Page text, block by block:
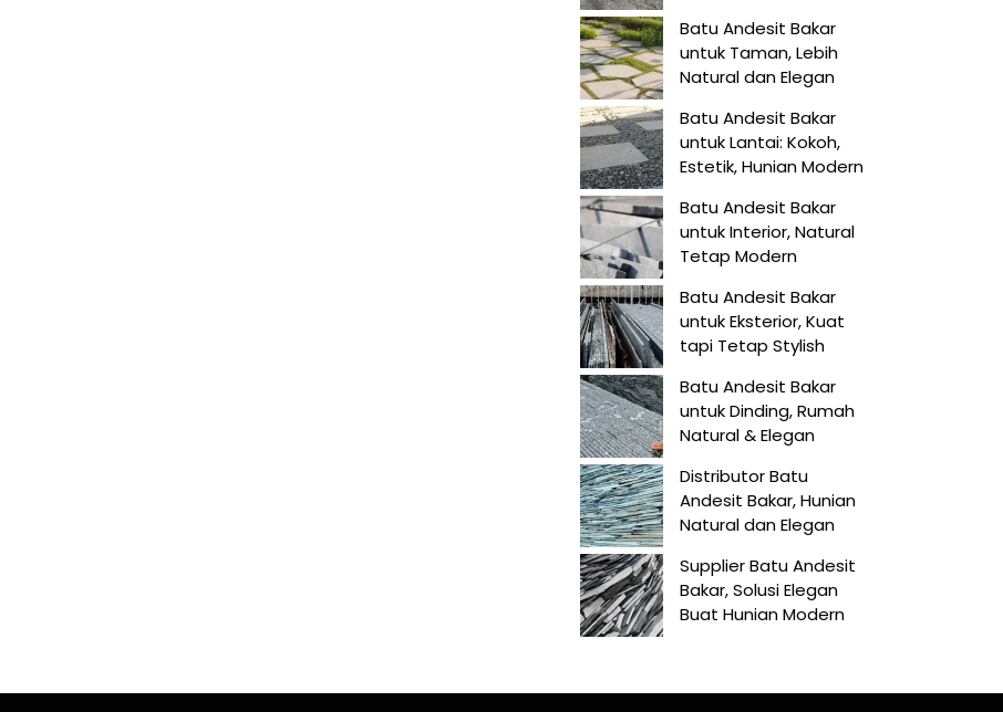
Batu Andesit Bakar
untuk Taman, Lebih
Natural dan Elegan
Batu Andesit Bakar
untuk Lantai: Kokoh,
Estetik, Hunian Modern
Batu Andesit Bakar
untuk Interior, Natural
Tetap Modern
Batu Andesit Bakar
untuk Eksterior, Kuat
tapi Tetap Stylish
Batu Andesit Bakar
untuk Dinding, Rumah
Natural & Elegan
Distributor Batu
Andesit Bakar, Hunian
Natural dan Elegan
Supplier Batu Andesit
Bakar, Solusi Elegan
Buat Hunian Modern